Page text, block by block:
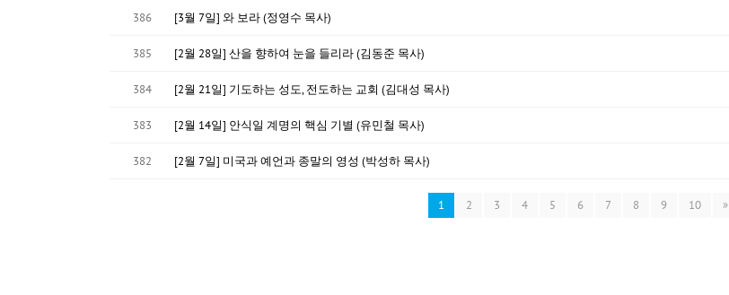
386 [3월 7일] 와 보라 (정영수 목사)
385 [2월 28일] 산을 향하여 눈을 들리라 (김동준 목사)
384 [2월 21일] 기도하는 성도, 전도하는 교회 (김대성 목사)
383 [2월 14일] 안식일 계명의 핵심 기별 (유민철 목사)
382 [2월 7일] 미국과 예언과 종말의 영성 (박성하 목사)
1 2 3 4 5 6 7 8 9 10 »